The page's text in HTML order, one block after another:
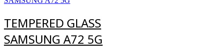
TEMPERED GLASS
SAMSUNG A72 5G